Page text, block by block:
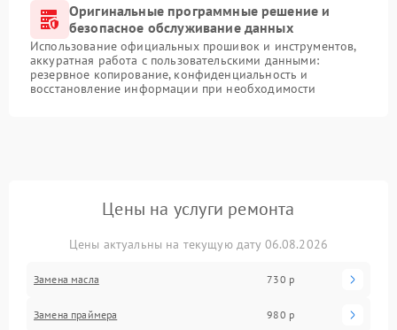
Оригинальные программные решение и
безопасное обслуживание данных
Использование официальных прошивок и инструментов,
аккуратная работа с пользовательскими данными:
резервное копирование, конфиденциальность и
восстановление информации при необходимости
Цены на услуги ремонта
Цены актуальны на текущую дату 06.08.2026
Замена масла 730 р
Замена праймера 980 р